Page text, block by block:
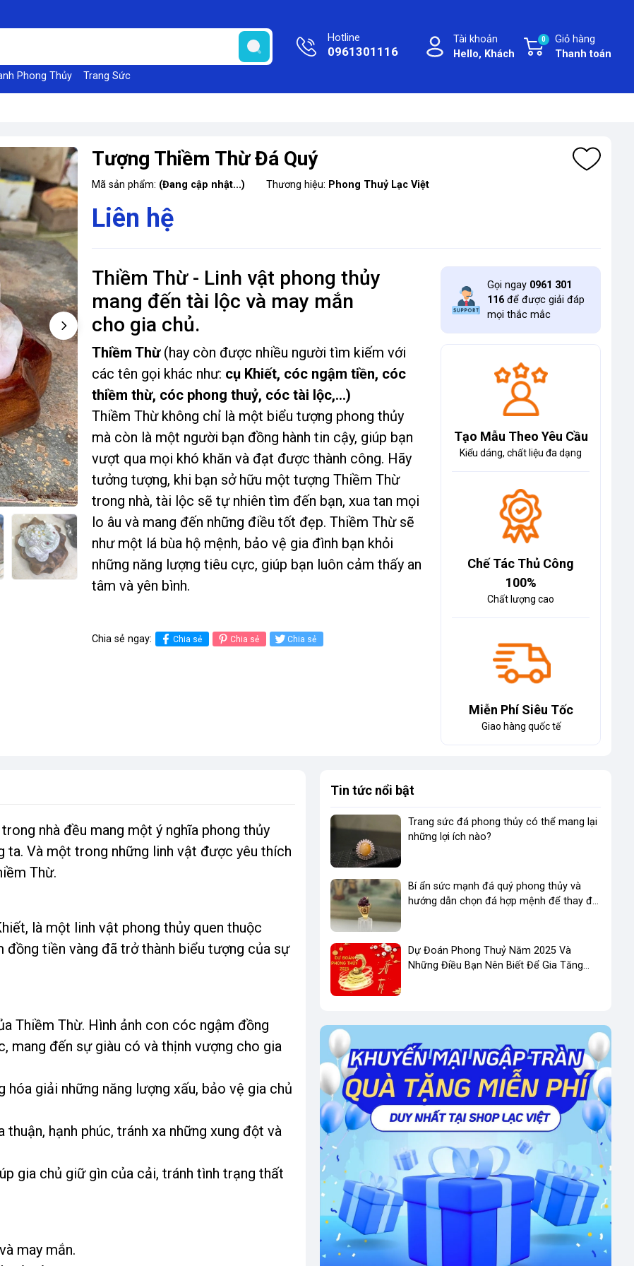
Phong Thủy Trang Sức
Hotline
0961301116
Tài khoản
Hello, Khách
Giỏ hàng
Thanh toán
0
Tượng Thiềm Thừ Đá Quý
Mã sản phẩm: (Đang cập nhật...) Thương hiệu: Phong Thuỷ Lạc Việt
Liên hệ
Thiềm Thừ - Linh vật phong thủy
mang đến tài lộc và may mắn
cho gia chủ.
Thiềm Thừ(hay còn được nhiều người tìm kiếm với
các tên gọi khác như: cụ Khiết, cóc ngậm tiền, cóc
thiềm thừ, cóc phong thuỷ, cóc tài lộc,...)
Thiềm Thừ không chỉ là một biểu tượng phong thủy
mà còn là một người bạn đồng hành tin cậy, giúp bạn
vượt qua mọi khó khăn và đạt được thành công. Hãy
tưởng tượng, khi bạn sở hữu một tượng Thiềm Thừ
trong nhà, tài lộc sẽ tự nhiên tìm đến bạn, xua tan mọi
lo âu và mang đến những điều tốt đẹp. Thiềm Thừ sẽ
như một lá bùa hộ mệnh, bảo vệ gia đình bạn khỏi
những năng lượng tiêu cực, giúp bạn luôn cảm thấy an
tâm và yên bình.
Chia sẻ ngay: Chia sẻ Chia sẻ Chia sẻ
Gọi ngay 0961 301
116 để được giải đáp
mọi thắc mắc
Tạo Mẫu Theo Yêu Cầu
Kiểu dáng, chất liệu đa dạng
Chế Tác Thủ Công
100%
Chất lượng cao
Miễn Phí Siêu Tốc
Giao hàng quốc tế
nhà đều mang một ý nghĩa phong thủy
ta. Và một trong những linh vật được yêu thích
Thừ.
là một linh vật phong thủy quen thuộc
tiền vàng đã trở thành biểu tượng của sự
Thiềm Thừ. Hình ảnh con cóc ngậm đồng
mang đến sự giàu có và thịnh vượng cho gia
hóa giải những năng lượng xấu, bảo vệ gia chủ
thuận, hạnh phúc, tránh xa những xung đột và
gia chủ giữ gìn của cải, tránh tình trạng thất
may mắn.
Tin tức nổi bật
Trang sức đá phong thủy có thể mang lại
những lợi ích nào?
Bí ẩn sức mạnh đá quý phong thủy và
hướng dẫn chọn đá hợp mệnh để thay đổi
Dự Đoán Phong Thuỷ Năm 2025 Và
Những Điều Bạn Nên Biết Để Gia Tăng